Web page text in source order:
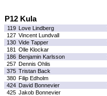
P12 Kula
119 Love Lindberg
127 Vincent Lundvall
130 Vide Tapper
181 Olle Klockar
186 Benjamin Karlsson
257 Dennis Ohlis
375 Tristan Back
380 Filip Edholm
424 David Bonnevier
425 Jakob Bonnevier